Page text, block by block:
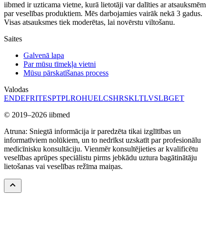
iibmed ir uzticama vietne, kurā lietotāji var dalīties ar atsauksmēm
par veselības produktiem. Mēs darbojamies vairāk nekā 3 gadus.
Visas atsauksmes tiek moderētas, lai novērstu viltošanu.
Saites
Galvenā lapa
Par mūsu tīmekļa vietni
Mūsu pārskatīšanas process
Valodas
ENDEFRITESPTPLROHUELCSHRSKLTLVSLBGET
© 2019–2026 iibmed
Atruna: Sniegtā informācija ir paredzēta tikai izglītības un
informatīviem nolūkiem, un to nedrīkst uzskatīt par profesionālu
medicīnisku konsultāciju. Vienmēr konsultējieties ar kvalificētu
veselības aprūpes speciālistu pirms jebkādu uztura bagātinātāju
lietošanas vai veselības režīma maiņas.